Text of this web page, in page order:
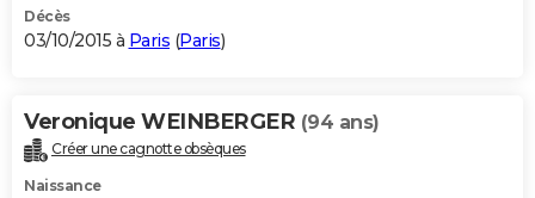
Décès
03/10/2015 à Paris (Paris)
Veronique WEINBERGER (94 ans)
Créer une cagnotte obsèques
Naissance